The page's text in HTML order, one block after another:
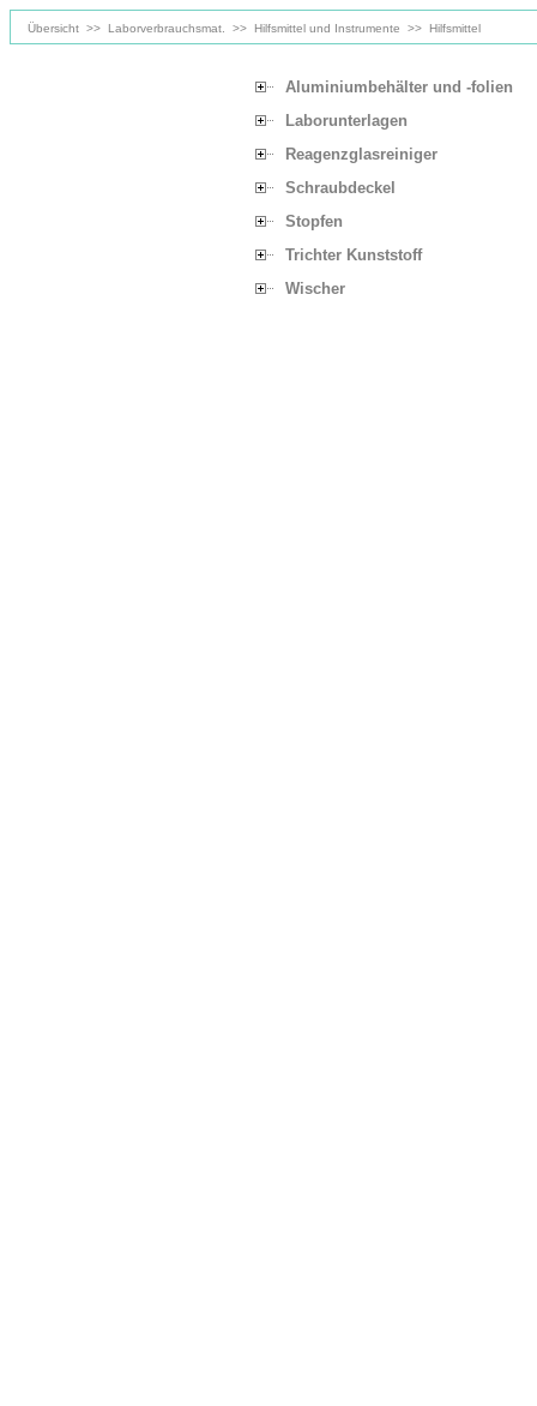
Übersicht >> Laborverbrauchsmat. >> Hilfsmittel und Instrumente >> Hilfsmittel
Aluminiumbehälter und -folien
Laborunterlagen
Reagenzglasreiniger
Schraubdeckel
Stopfen
Trichter Kunststoff
Wischer